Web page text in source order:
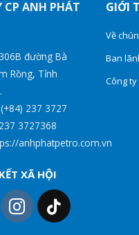
CP ANH PHÁT
đường Bà
Rồng, Tỉnh
237 3727
3727368
anhphatpetro.com.vn
XÃ HỘI
GIỚI
Về
Ban
Công